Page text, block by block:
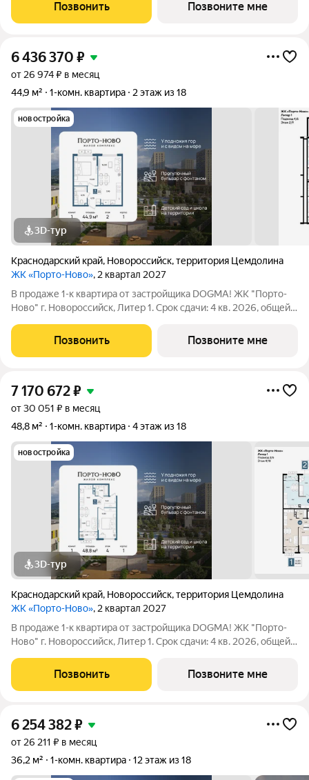
становится саундтреком
Позвонить Позвоните мне
6 436 370 ₽
от 26 974 ₽ в месяц
44,9 м²
1-комн. квартира 2 этаж из 18
новостройка
3D-тур
Краснодарский край, Новороссийск,территория Цемдолина
ЖК «Порто-Ново», 2 квартал 2027
В продаже 1-к квартира от застройщика DOGMA! ЖК "Порто-
Ново" г. Новороссийск, Литер 1. Срок сдачи: 4 кв. 2026, общей
для комфортной жизни. Место, где шум Чёрного моря
становится саундтреком
Позвонить Позвоните мне
7 170 672₽
от 30 051 ₽ в месяц
48,8 м²
1-комн. квартира 4 этаж из 18
новостройка
3D-тур
Краснодарский край, Новороссийск,территория Цемдолина
ЖК «Порто-Ново», 2 квартал 2027
В продаже 1-к квартира от застройщика DOGMA! ЖК "Порто-
Ново" г. Новороссийск, Литер 1. Срок сдачи: 4 кв. 2026, общей
для комфортной жизни. Место, где шум Чёрного моря
становится саундтреком
Позвонить Позвоните мне
6 254 382₽
от 26 211 ₽ в месяц
36,2 м²
1-комн. квартира 12 этаж из 18